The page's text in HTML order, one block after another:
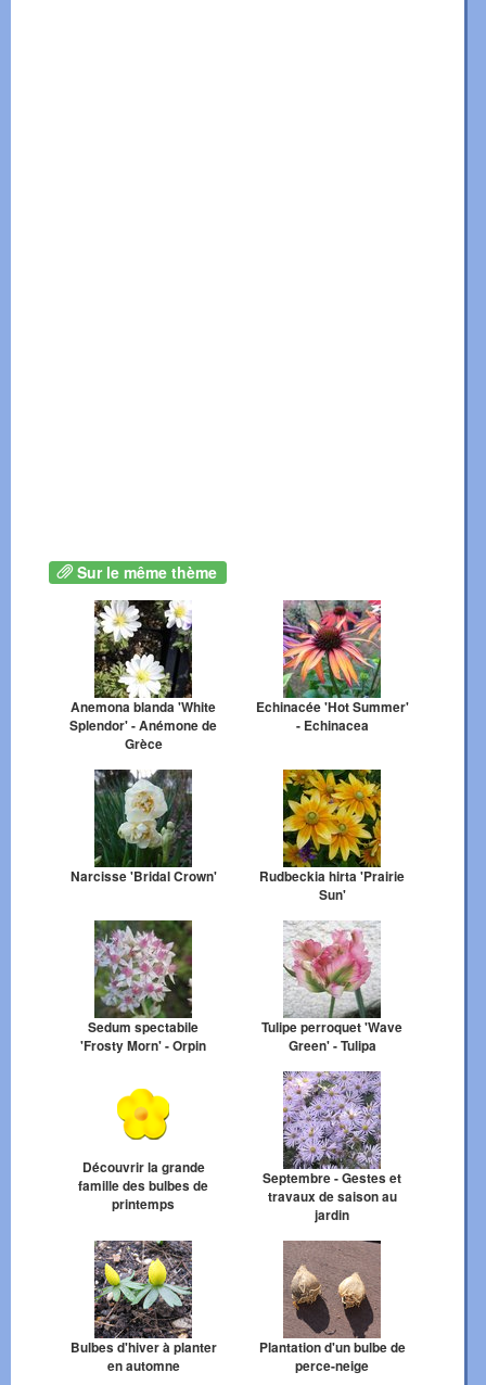
Sur le même thème
Anemona blanda 'White
Splendor' - Anémone de
Grèce
Echinacée 'Hot Summer'
- Echinacea
Narcisse 'Bridal Crown'
Rudbeckia hirta 'Prairie
Sun'
Sedum spectabile
'Frosty Morn' - Orpin
Tulipe perroquet 'Wave
Green' - Tulipa
Découvrir la grande
famille des bulbes de
printemps
Septembre - Gestes et
travaux de saison au
jardin
Bulbes d'hiver à planter
en automne
Plantation d'un bulbe de
perce-neige